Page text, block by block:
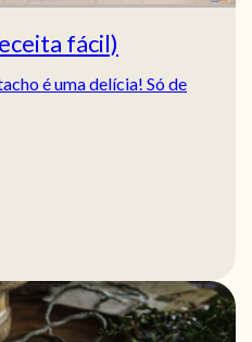
fácil)
é uma delícia! Só de